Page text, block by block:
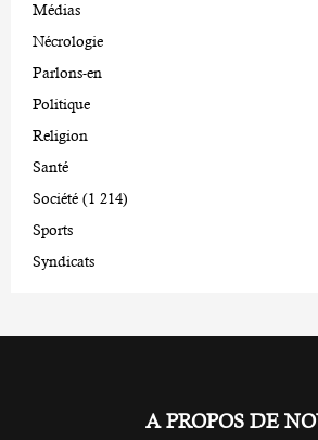
Médias
Nécrologie
Parlons-en
Politique
Religion
Santé
Société (1 214)
Sports
Syndicats
A PROPOS DE